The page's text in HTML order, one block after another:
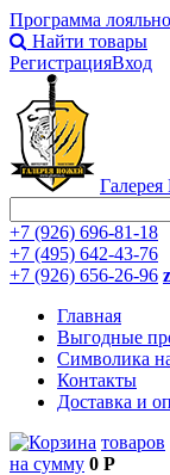
Программа
Найти товары
РегистрацияВход
+7 (926) 696-81-18
+7 (495) 642-43-76
+7 (926) 656-26-96
Главная
Выгодные
Символика
Контакты
Доставка и
товаров
на сумму 0 Р